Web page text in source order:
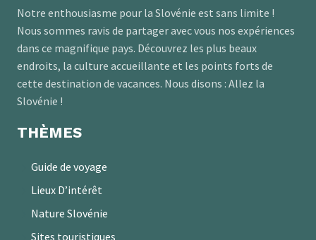
Notre enthousiasme pour la Slovénie est sans limite !
Nous sommes ravis de partager avec vous nos expériences
dans ce magnifique pays. Découvrez les plus beaux
endroits, la culture accueillante et les points forts de
cette destination de vacances. Nous disons : Allez la
Slovénie !
THÈMES
Guide de voyage
Lieux D’intérêt
Nature Slovénie
Sites touristiques